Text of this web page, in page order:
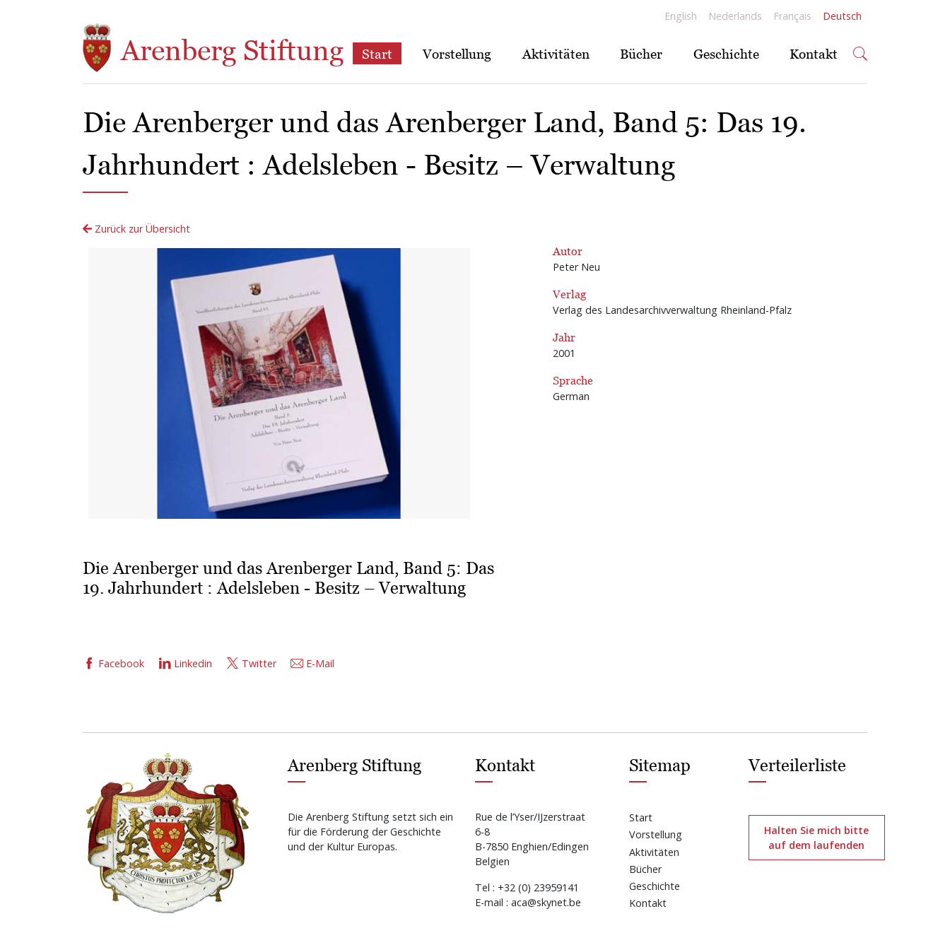
English Nederlands Français Deutsch
Arenberg Stiftung Start Vorstellung Aktivitäten Bücher Geschichte Kontakt
Die Arenberger und das Arenberger Land, Band 5: Das 19.
Jahrhundert : Adelsleben - Besitz – Verwaltung
Zurück zur Übersicht
Autor
Peter Neu
Verlag
Verlag des Landesarchivverwaltung Rheinland-Pfalz
Jahr
2001
Sprache
German
Die Arenberger und das Arenberger Land, Band 5: Das
19. Jahrhundert : Adelsleben - Besitz – Verwaltung
Facebook Linkedin Twitter E-Mail
Arenberg Stiftung
Die Arenberg Stiftung setzt sich ein
für die Förderung der Geschichte
und der Kultur Europas.
Kontakt
Rue de l’Yser/IJzerstraat
6-8
B-7850 Enghien/Edingen
Belgien
Tel : +32 (0) 23959141
E-mail : aca@skynet.be
Sitemap
Start
Vorstellung
Aktivitäten
Bücher
Geschichte
Kontakt
Verteilerliste
Halten Sie mich bitte
auf dem laufenden